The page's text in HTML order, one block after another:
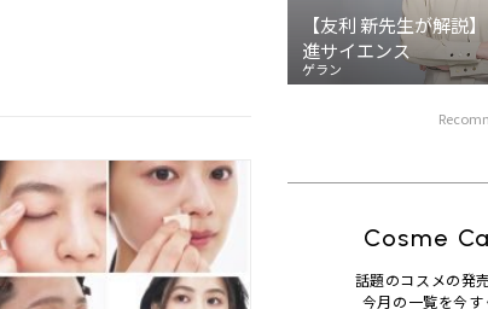
【友利 新先生が解説
進サイエンス
ゲラン
Cosme
話題のコスメの発
今月の一覧を今す